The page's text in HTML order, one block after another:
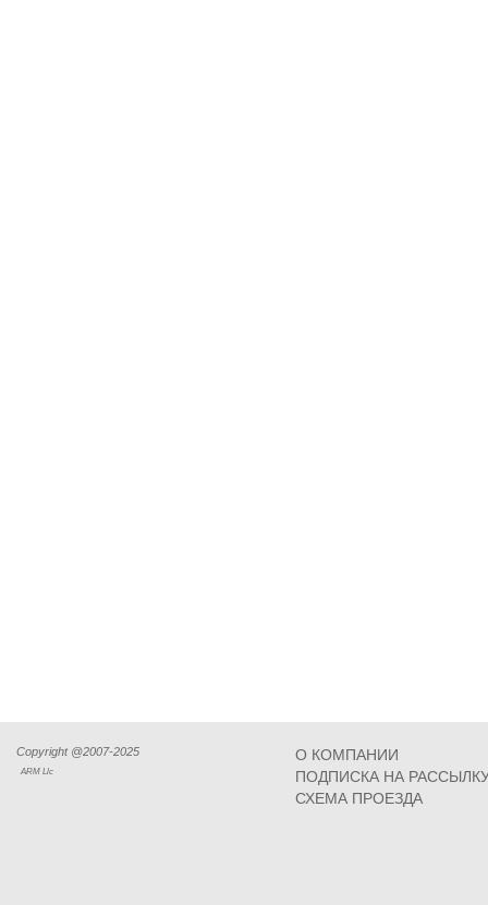
Copyright @2007-2025
ARM Llc
О КОМПАНИИ
ПОДПИСКА НА
СХЕМА ПРОЕЗДА